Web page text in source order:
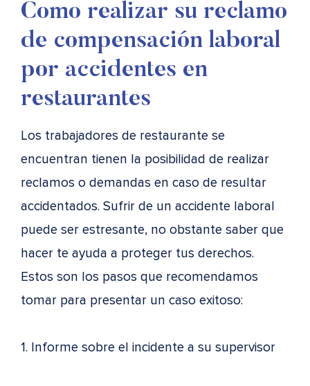
Como realizar su reclamo
de compensación laboral
por accidentes en
restaurantes
Los trabajadores de restaurante se
encuentran tienen la posibilidad de realizar
reclamos o demandas en caso de resultar
accidentados. Sufrir de un accidente laboral
puede ser estresante, no obstante saber que
hacer te ayuda a proteger tus derechos.
Estos son los pasos que recomendamos
tomar para presentar un caso exitoso:
1. Informe sobre el incidente a su supervisor